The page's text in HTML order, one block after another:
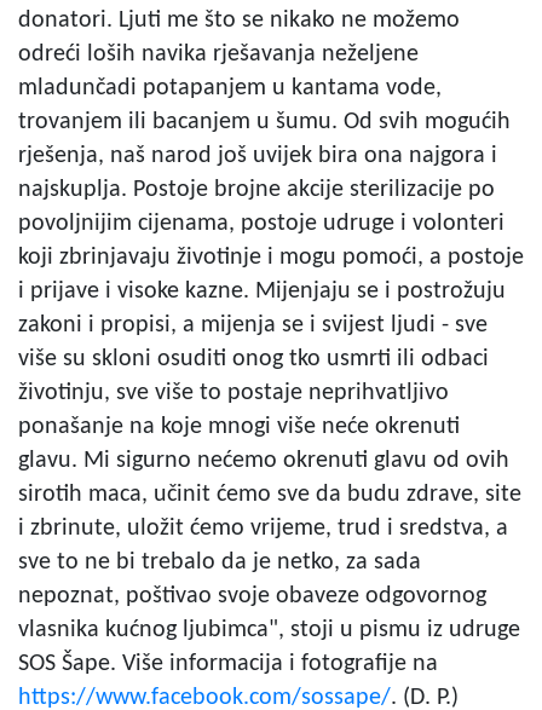
donatori. Ljuti me što se nikako ne možemo
odreći loših navika rješavanja neželjene
mladunčadi potapanjem u kantama vode,
trovanjem ili bacanjem u šumu. Od svih mogućih
rješenja, naš narod još uvijek bira ona najgora i
najskuplja. Postoje brojne akcije sterilizacije po
povoljnijim cijenama, postoje udruge i volonteri
koji zbrinjavaju životinje i mogu pomoći, a postoje
i prijave i visoke kazne. Mijenjaju se i postrožuju
zakoni i propisi, a mijenja se i svijest ljudi - sve
više su skloni osuditi onog tko usmrti ili odbaci
životinju, sve više to postaje neprihvatljivo
ponašanje na koje mnogi više neće okrenuti
glavu. Mi sigurno nećemo okrenuti glavu od ovih
sirotih maca, učinit ćemo sve da budu zdrave, site
i zbrinute, uložit ćemo vrijeme, trud i sredstva, a
sve to ne bi trebalo da je netko, za sada
nepoznat, poštivao svoje obaveze odgovornog
vlasnika kućnog ljubimca", stoji u pismu iz udruge
SOS Šape. Više informacija i fotografije na
https://www.facebook.com/sossape/. (D. P.)